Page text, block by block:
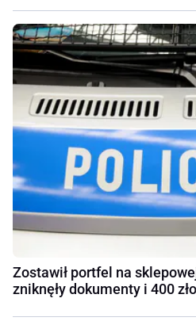
Zostawił portfel na
zniknęły dokumenty i 400